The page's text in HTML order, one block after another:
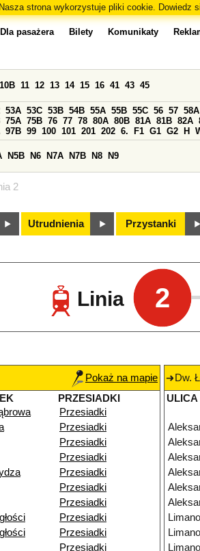
Nasza strona wykorzystuje pliki cookie. Dowiedz
2
Dla pasażera Bilety Komunikaty
10B 11 12 13 14 15 16 41 43 45
53A 53C 53B 54B 55A 55B 55C 56 57 58A
75A 75B 76 77 78 80A 80B 81A 81B 82A
97B 99 100 101 201 202 6. F1 G1 G2 H
N5B N6 N7A N7B N8 N9
Utrudnienia Przystanki
Linia 2
Pokaż na mapie
PRZESIADKI
Przesiadki
Przesiadki
Przesiadki
Przesiadki
Przesiadki
Przesiadki
Przesiadki
Przesiadki
Przesiadki
Przesiadki
Dw.
ULICA